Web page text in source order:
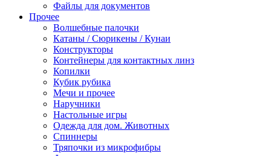
Файлы для документов
Прочее
Волшебные палочки
Катаны / Сюрикены / Кунаи
Конструкторы
Контейнеры для контактных линз
Копилки
Кубик рубика
Мечи и прочее
Наручники
Настольные игры
Одежда для дом. Животных
Спиннеры
Тряпочки из микрофибры